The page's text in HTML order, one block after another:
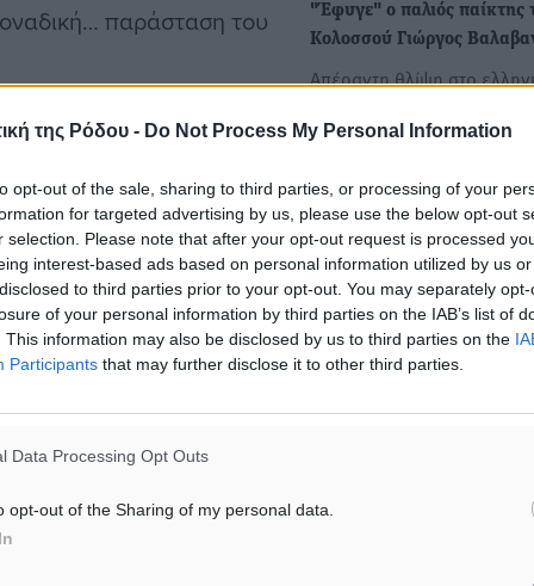
της Ρόδου - Do Not Process My Personal Information
opt-out of the sale, sharing to third parties, or processing of your
for targeted advertising by us, please use the below opt-out
selection. Please note that after your opt-out request is processed
interest-based ads based on personal information utilized by us
to third parties prior to your opt-out. You may separately
of your personal information by third parties on the IAB’s list of
This information may also be disclosed by us to third parties on the
Participants that may further disclose it to other third parties.
Data Processing Opt Outs
opt-out of the Sharing of my personal data.
παράσταση του
College, εκεί όπου
του ικανότητες. Με
2.1 ασίστ, 1.4
έγινε ίσως ο
κατάφερε να
φάνηκε στα στατιστικά
όρο. Αποτέλεσμα αυτού
του Μιζούρι και να
του καριέρας, που μόλις
Nike Elite Youth
φανέλα των Σεντ Λούις
Χίκμαν έκανε…
"Έφυγε" ο παλιός παίκτης
Κολοσσού Γιώργος
Απέραντη θλίψη στο
από τη ζωή ο…